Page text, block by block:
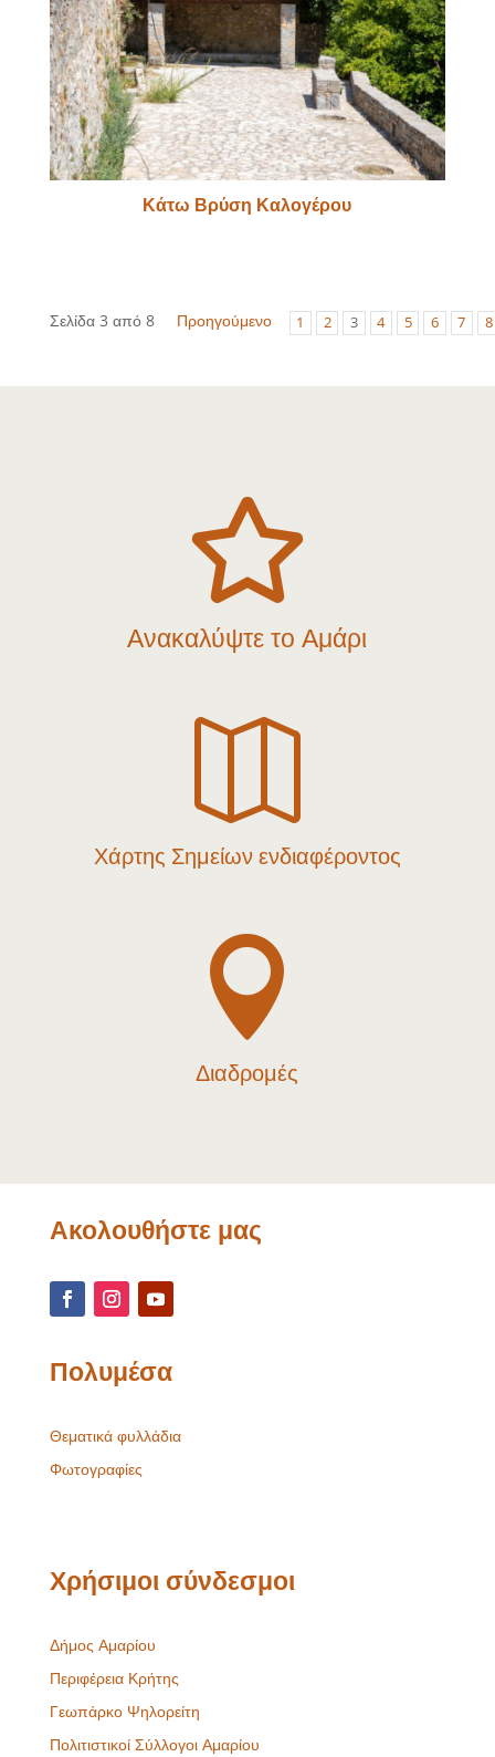
Κάτω Βρύση Καλογέρου
Σελίδα 3 από 8 Προηγούμενο 1 2 3 4 5 6 7 8

Ανακαλύψτε το Αμάρι

Χάρτης Σημείων ενδιαφέροντος

Διαδρομές
Ακολουθήστε μας
Πολυμέσα
Θεματικά φυλλάδια
Φωτογραφίες
Χρήσιμοι σύνδεσμοι
Δήμος Αμαρίου
Περιφέρεια Κρήτης
Γεωπάρκο Ψηλορείτη
Πολιτιστικοί Σύλλογοι Αμαρίου